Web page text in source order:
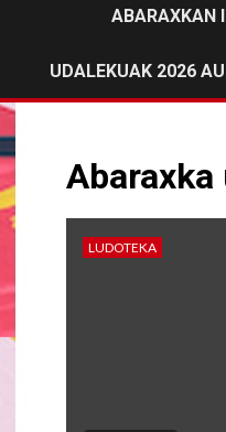
ABARAXKAN
UDALEKUAK 2026
Abaraxka
LUDOTEKA